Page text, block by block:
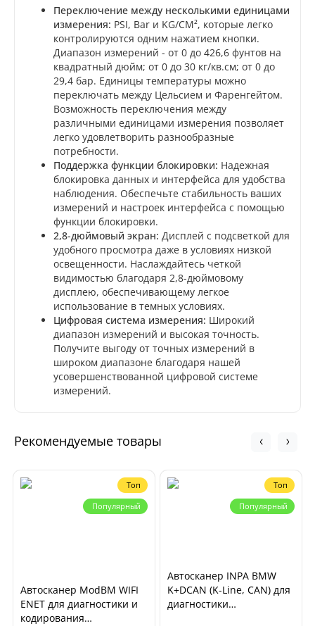
Переключение между несколькими единицами
измерения: PSI, Bar и KG/CM², которые легко
контролируются одним нажатием кнопки.
Диапазон измерений - от 0 до 426,6 фунтов на
квадратный дюйм; от 0 до 30 кг/кв.см; от 0 до
29,4 бар. Единицы температуры можно
переключать между Цельсием и Фаренгейтом.
Возможность переключения между
различными единицами измерения позволяет
легко удовлетворить разнообразные
потребности.
Поддержка функции блокировки: Надежная
блокировка данных и интерфейса для удобства
наблюдения. Обеспечьте стабильность ваших
измерений и настроек интерфейса с помощью
функции блокировки.
2,8-дюймовый экран: Дисплей с подсветкой для
удобного просмотра даже в условиях низкой
освещенности. Наслаждайтесь четкой
видимостью благодаря 2,8-дюймовому
дисплею, обеспечивающему легкое
использование в темных условиях.
Цифровая система измерения: Широкий
диапазон измерений и высокая точность.
Получите выгоду от точных измерений в
широком диапазоне благодаря нашей
усовершенствованной цифровой системе
измерений.
Рекомендуемые товары
Топ
Популярный
Автосканер ModBM WIFI
ENET для диагностики и
кодирования
Топ
Популярный
Автосканер INPA BMW
K+DCAN (K-Line, CAN) для
диагностики